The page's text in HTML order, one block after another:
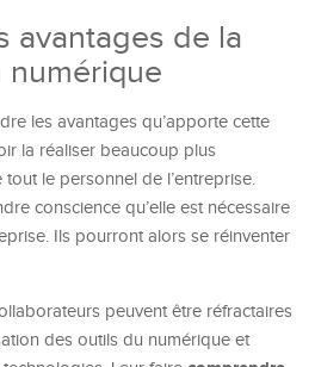
avantages de la
numérique
les avantages qu’apporte cette
la réaliser beaucoup plus
le personnel de l’entreprise.
conscience qu’elle est nécessaire
Ils pourront alors se réinventer
peuvent être réfractaires
des outils du numérique et